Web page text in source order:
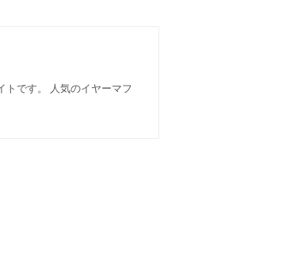
トです。 人気のイヤーマフ